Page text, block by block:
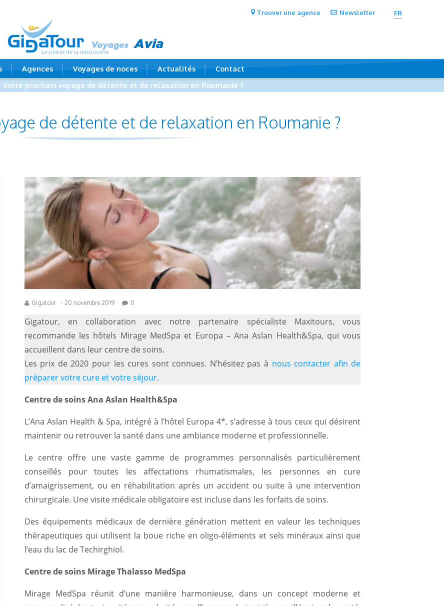
Trouver une agence Newsletter FR
Le plaisir de la découverte
Agences Voyages de noces Actualités
Contact
Votre prochain voyage de détente et de relaxation en Roumanie ?
de détente et de relaxation en Roumanie ?
Gigatour - 20 novembre 2019 0
Gigatour, en collaboration avec notre partenaire spécialiste Maxitours, vous
recommande les hôtels Mirage MedSpa et Europa – Ana Aslan Health&Spa, qui vous
accueillent dans leur centre de soins.
Les prix de 2020 pour les cures sont connues. N’hésitez pas à nous contacter afin de
préparer votre cure et votre séjour.
Centre de soins Ana Aslan Health&Spa
L’Ana Aslan Health & Spa, intégré à l’hôtel Europa 4*, s’adresse à tous ceux qui désirent
maintenir ou retrouver la santé dans une ambiance moderne et professionnelle.
Le centre offre une vaste gamme de programmes personnalisés particulièrement
conseillés pour toutes les affectations rhumatismales, les personnes en cure
d’amaigrissement, ou en réhabilitation après un accident ou suite à une intervention
chirurgicale. Une visite médicale obligatoire est incluse dans les forfaits de soins.
Des équipements médicaux de dernière génération mettent en valeur les techniques
thérapeutiques qui utilisent la boue riche en oligo-éléments et sels minéraux ainsi que
l’eau du lac de Techirghiol.
Centre de soins Mirage Thalasso MedSpa
Mirage MedSpa réunit d’une manière harmonieuse, dans un concept moderne et